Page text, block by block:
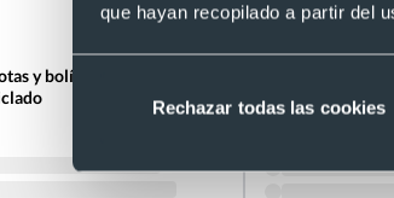
que hayan recopilado a partir del
Rechazar todas las cookies
y bolígrafo negro de PU y
aluminio
Ref. 8821062